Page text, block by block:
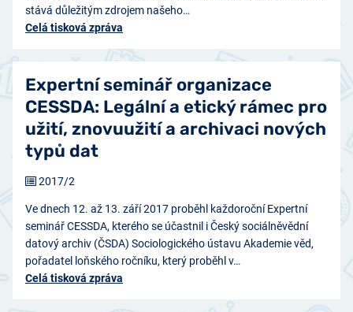
stává důležitým zdrojem našeho…
Celá tisková zpráva
Expertní seminář organizace
CESSDA: Legální a etický rámec pro
užití, znovuužití a archivaci nových
typů dat
Ve dnech 12. až 13. září 2017 proběhl každoroční Expertní
seminář CESSDA, kterého se účastnil i Český sociálněvědní
datový archiv (ČSDA) Sociologického ústavu Akademie věd,
pořadatel loňského ročníku, který proběhl v…
Celá tisková zpráva
2017/2